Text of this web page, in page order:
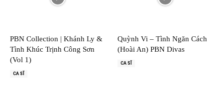
PBN Collection | Khánh Ly &
Tình Khúc Trịnh Công Sơn
(Vol 1)
CA SĨ
Quỳnh Vi – Tình Ngăn Cách
(Hoài An) PBN Divas
CA SĨ